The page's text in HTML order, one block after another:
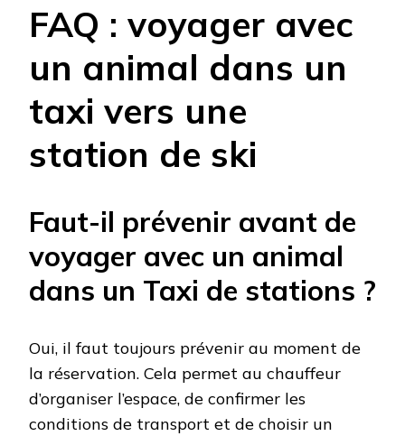
FAQ : voyager avec
un animal dans un
taxi vers une
station de ski
Faut-il prévenir avant de
voyager avec un animal
dans un Taxi de stations ?
Oui, il faut toujours prévenir au moment de
la réservation. Cela permet au chauffeur
d’organiser l’espace, de confirmer les
conditions de transport et de choisir un